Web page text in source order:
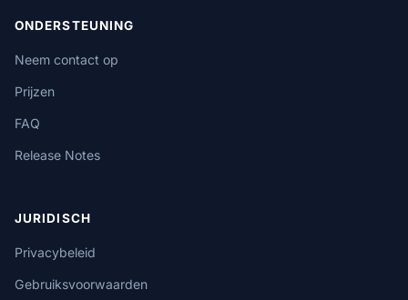
ONDERSTEUNING
Neem contact op
Prijzen
FAQ
Release Notes
JURIDISCH
Privacybeleid
Gebruiksvoorwaarden